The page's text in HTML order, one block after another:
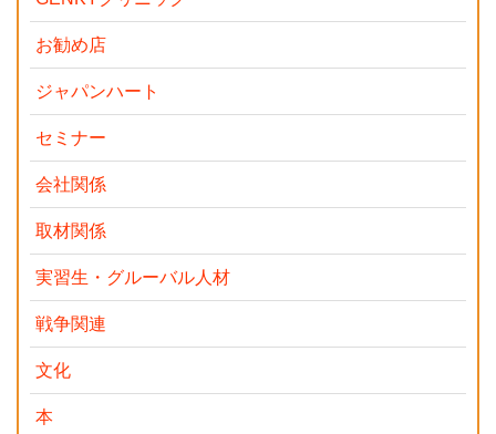
お勧め店
ジャパンハート
セミナー
会社関係
取材関係
実習生・グルーバル人材
戦争関連
文化
本